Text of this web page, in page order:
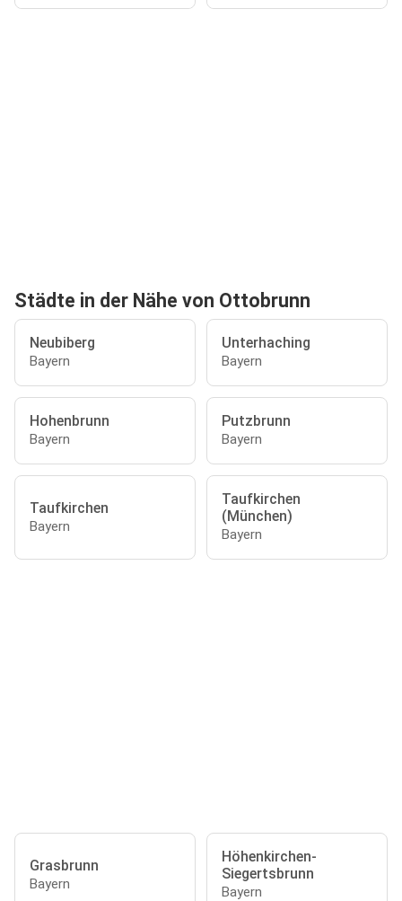
Städte in der Nähe von Ottobrunn
Neubiberg
Bayern
Unterhaching
Bayern
Hohenbrunn
Bayern
Putzbrunn
Bayern
Taufkirchen
Bayern
Taufkirchen
(München)
Bayern
Grasbrunn
Bayern
Höhenkirchen-
Siegertsbrunn
Bayern